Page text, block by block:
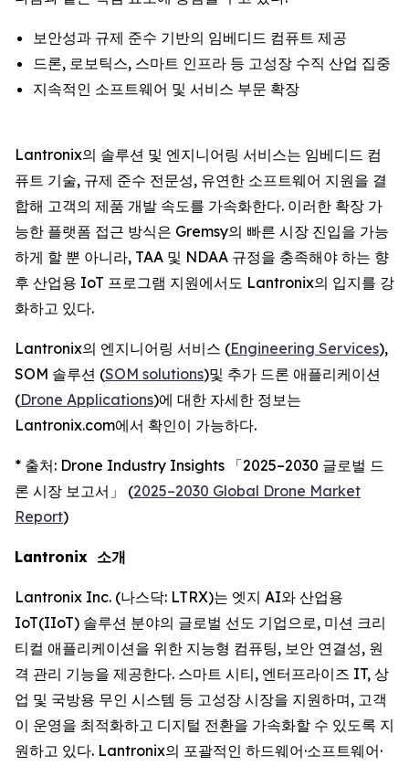
보안성과 규제 준수 기반의 임베디드 컴퓨트 제공
드론, 로보틱스, 스마트 인프라 등 고성장 수직 산업 집중
지속적인 소프트웨어 및 서비스 부문 확장
Lantronix의 솔루션 및 엔지니어링 서비스는 임베디드 컴
퓨트 기술, 규제 준수 전문성, 유연한 소프트웨어 지원을 결
합해 고객의 제품 개발 속도를 가속화한다. 이러한 확장 가
능한 플랫폼 접근 방식은 Gremsy의 빠른 시장 진입을 가능
하게 할 뿐 아니라, TAA 및 NDAA 규정을 충족해야 하는 향
후 산업용 IoT 프로그램 지원에서도 Lantronix의 입지를 강
화하고 있다.
Lantronix의 엔지니어링 서비스 (Engineering Services),
SOM 솔루션 (SOM solutions)및 추가 드론 애플리케이션
(Drone Applications)에 대한 자세한 정보는
Lantronix.com에서 확인이 가능하다.
* 출처: Drone Industry Insights 「2025–2030 글로벌 드
론 시장 보고서」 (2025–2030 Global Drone Market
Report)
Lantronix 소개
Lantronix Inc. (나스닥: LTRX)는 엣지 AI와 산업용
IoT(IIoT) 솔루션 분야의 글로벌 선도 기업으로, 미션 크리
티컬 애플리케이션을 위한 지능형 컴퓨팅, 보안 연결성, 원
격 관리 기능을 제공한다. 스마트 시티, 엔터프라이즈 IT, 상
업 및 국방용 무인 시스템 등 고성장 시장을 지원하며, 고객
이 운영을 최적화하고 디지털 전환을 가속화할 수 있도록 지
원하고 있다. Lantronix의 포괄적인 하드웨어·소프트웨어·